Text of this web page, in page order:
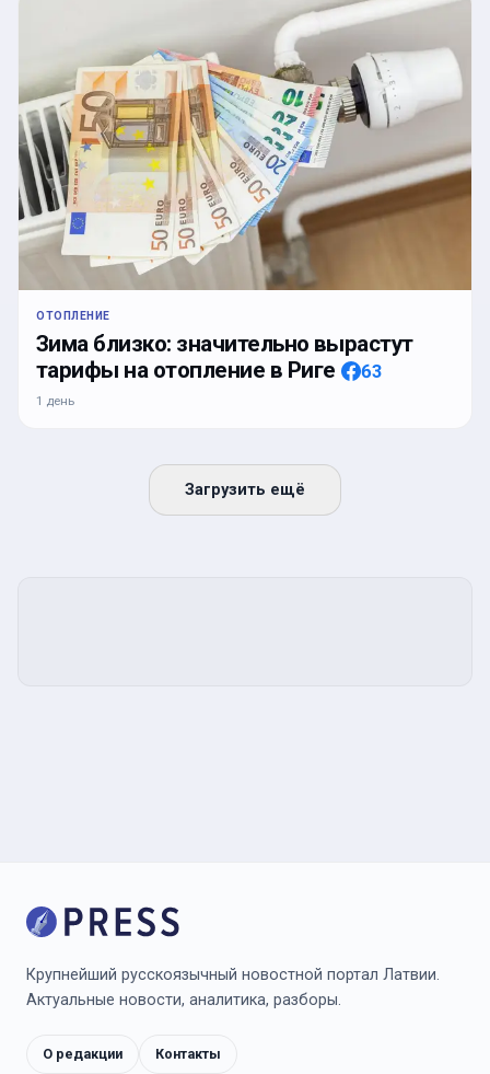
ОТОПЛЕНИЕ
Зима близко: значительно вырастут
тарифы на отопление в Риге
63
1 день
Загрузить ещё
Крупнейший русскоязычный новостной портал Латвии.
Актуальные новости, аналитика, разборы.
О редакции Контакты